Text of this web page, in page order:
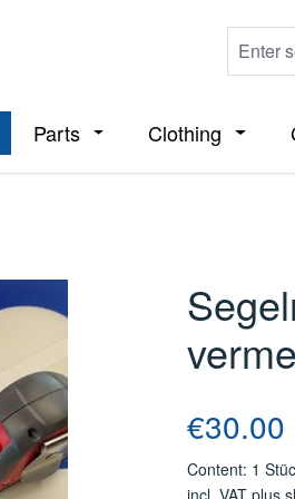
Boats
or close the dropdown menu from
Parts Open or close the
Clothing Open
Regular price:
€30.00
Content: 1
incl. VAT plus